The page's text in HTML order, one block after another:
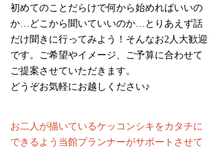
初めてのことだらけで何から始めればいいの
か…どこから聞いていいのか…とりあえず話
だけ聞きに行ってみよう！そんなお2人大歓迎
です。ご希望やイメージ、ご予算に合わせて
ご提案させていただきます。
どうぞお気軽にお越しください♪
お二人が描いているケッコンシキをカタチに
できるよう当館プランナーがサポートさせて